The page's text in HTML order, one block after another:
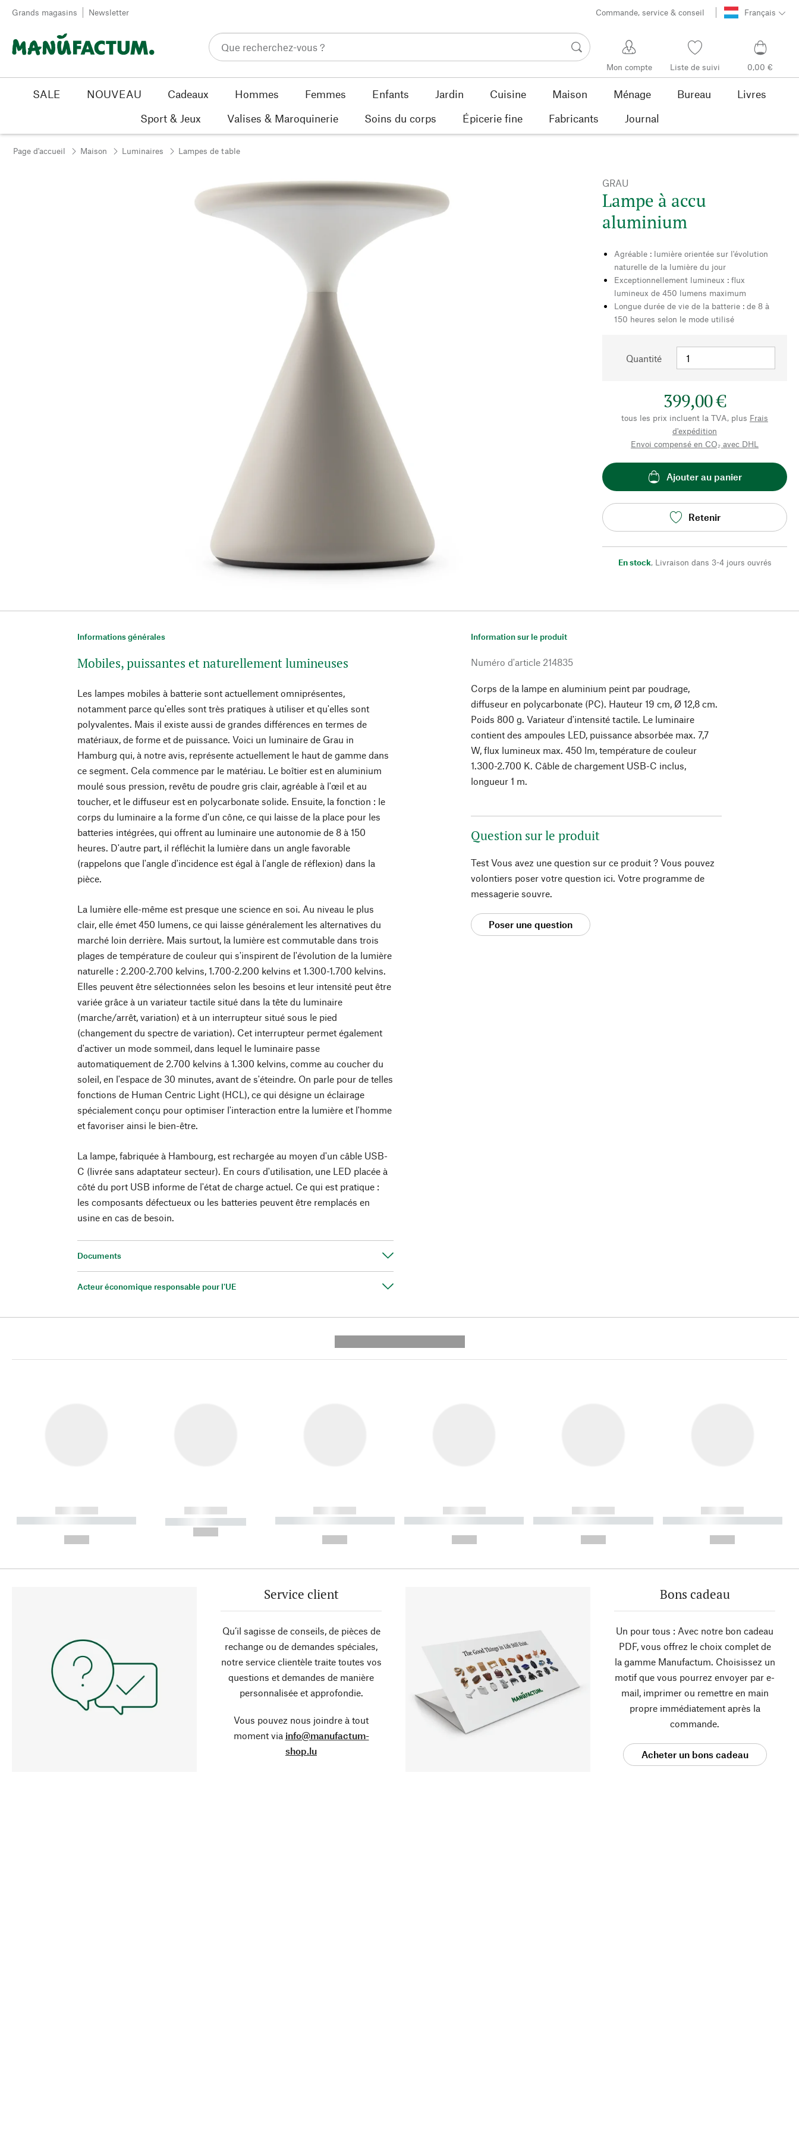
Passer au contenu
Grands magasins Newsletter Commande, service & conseil Français
Mon compte Liste de suivi 0,00 €
SALE NOUVEAU Cadeaux Hommes Femmes Enfants Jardin Cuisine Maison Ménage Bureau
Livres
Sport & Jeux
Valises & Maroquinerie Soins du corps Épicerie fine Fabricants Journal
Page d'accueil Maison Luminaires Lampes de table
GRAU
Lampe à accu
aluminium
Agréable : lumière orientée sur l'évolution
naturelle de la lumière du jour
Exceptionnellement lumineux : flux
lumineux de 450 lumens maximum
Longue durée de vie de la batterie : de 8 à
150 heures selon le mode utilisé
Quantité
399,00 €
tous les prix incluent la TVA, plus Frais
d'expédition
Envoi compensé en CO₂ avec DHL
Ajouter au panier
Retenir
En stock, Livraison dans 3-4 jours ouvrés
Informations générales
Mobiles, puissantes et naturellement lumineuses
Les lampes mobiles à batterie sont actuellement omniprésentes,
notamment parce qu'elles sont très pratiques à utiliser et qu'elles sont
polyvalentes. Mais il existe aussi de grandes différences en termes de
matériaux, de forme et de puissance. Voici un luminaire de Grau in
Hamburg qui, à notre avis, représente actuellement le haut de gamme dans
ce segment. Cela commence par le matériau. Le boîtier est en aluminium
moulé sous pression, revêtu de poudre gris clair, agréable à l'œil et au
toucher, et le diffuseur est en polycarbonate solide. Ensuite, la fonction : le
corps du luminaire a la forme d'un cône, ce qui laisse de la place pour les
batteries intégrées, qui offrent au luminaire une autonomie de 8 à 150
heures. D'autre part, il réfléchit la lumière dans un angle favorable
(rappelons que l'angle d'incidence est égal à l'angle de réflexion) dans la
pièce.
La lumière elle-même est presque une science en soi. Au niveau le plus
clair, elle émet 450 lumens, ce qui laisse généralement les alternatives du
marché loin derrière. Mais surtout, la lumière est commutable dans trois
plages de température de couleur qui s'inspirent de l'évolution de la lumière
naturelle : 2.200-2.700 kelvins, 1.700-2.200 kelvins et 1.300-1.700 kelvins.
Elles peuvent être sélectionnées selon les besoins et leur intensité peut être
variée grâce à un variateur tactile situé dans la tête du luminaire
(marche/arrêt, variation) et à un interrupteur situé sous le pied
(changement du spectre de variation). Cet interrupteur permet également
d'activer un mode sommeil, dans lequel le luminaire passe
automatiquement de 2.700 kelvins à 1.300 kelvins, comme au coucher du
soleil, en l'espace de 30 minutes, avant de s'éteindre. On parle pour de telles
fonctions de Human Centric Light (HCL), ce qui désigne un éclairage
spécialement conçu pour optimiser l'interaction entre la lumière et l'homme
et favoriser ainsi le bien-être.
La lampe, fabriquée à Hambourg, est rechargée au moyen d'un câble USB-
C (livrée sans adaptateur secteur). En cours d'utilisation, une LED placée à
côté du port USB informe de l'état de charge actuel. Ce qui est pratique :
les composants défectueux ou les batteries peuvent être remplacés en
usine en cas de besoin.
Documents
Acteur économique responsable pour l'UE
Information sur le produit
Numéro d'article 214835
Corps de la lampe en aluminium peint par poudrage,
diffuseur en polycarbonate (PC). Hauteur 19 cm, Ø 12,8 cm.
Poids 800 g. Variateur d'intensité tactile. Le luminaire
contient des ampoules LED, puissance absorbée max. 7,7
W, flux lumineux max. 450 lm, température de couleur
1.300-2.700 K. Câble de chargement USB-C inclus,
longueur 1 m.
Question sur le produit
Test Vous avez une question sur ce produit ? Vous pouvez
volontiers poser votre question ici. Votre programme de
messagerie souvre.
Poser une question
------------
----------- ----------- ----------
------------
----------- -----------
------------
----------- ----------- ----------
------------
----------- ----------- ----------
------------
----------- ----------- ----------
------------
----------- ----------- ----------
Service client
Qu’il sagisse de conseils, de pièces de
rechange ou de demandes spéciales,
notre service clientèle traite toutes vos
questions et demandes de manière
personnalisée et approfondie.
Vous pouvez nous joindre à tout
moment via info@manufactum-
shop.lu
Bons cadeau
Un pour tous : Avec notre bon cadeau
PDF, vous offrez le choix complet de
la gamme Manufactum. Choisissez un
motif que vous pourrez envoyer par e-
mail, imprimer ou remettre en main
propre immédiatement après la
commande.
Acheter un bons cadeau